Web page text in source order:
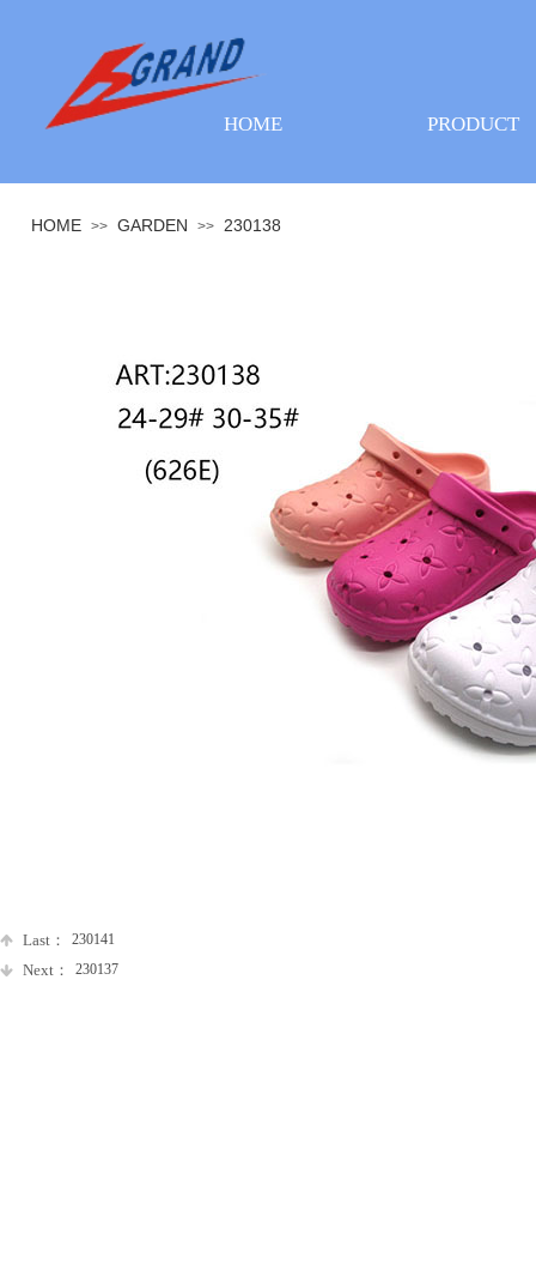
HOME PRODUCT
HOME >> GARDEN >> 230138
Last： 230141
Next： 230137